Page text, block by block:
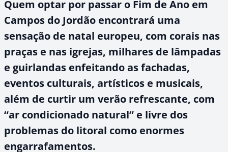
Quem optar por passar o Fim de Ano em
Campos do Jordão encontrará uma
sensação de natal europeu, com corais nas
praças e nas igrejas, milhares de lâmpadas
e guirlandas enfeitando as fachadas,
eventos culturais, artísticos e musicais,
além de curtir um verão refrescante, com
“ar condicionado natural” e livre dos
problemas do litoral como enormes
engarrafamentos.